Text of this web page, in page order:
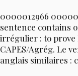
0000012966
sentence contains
irrégulier : to prove
CAPES/Agrég. Le
anglais similaires :